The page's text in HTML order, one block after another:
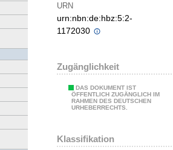
URN
urn:nbn:de:hbz:5:2-
1172030
Zugänglichkeit
DAS DOKUMENT IST
ÖFFENTLICH ZUGÄNGLICH IM
RAHMEN DES DEUTSCHEN
URHEBERRECHTS.
Klassifikation